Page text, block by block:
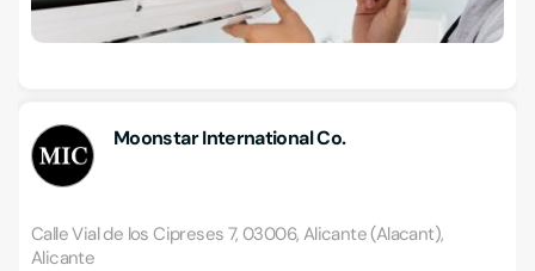
Moonstar International Co.
Calle Vial de los Cipreses 7, 03006, Alicante (Alacant),
Alicante